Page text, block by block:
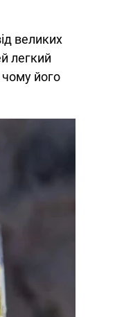
великих
легкий
чому його